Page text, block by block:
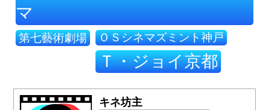
マ
第七藝術劇場 ＯＳシネマズミント神戸
Ｔ・ジョイ京都
キネ坊主